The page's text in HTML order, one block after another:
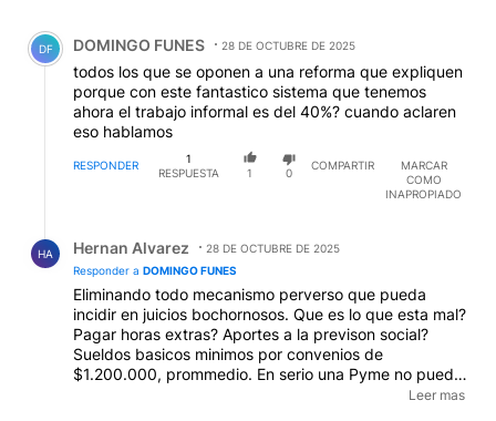
Comentario de DOMINGO FUNES.
DF DOMINGO FUNES 28 DE OCTUBRE DE 2025
todos los que se oponen a una reforma que expliquen
porque con este fantastico sistema que tenemos
ahora el trabajo informal es del 40%? cuando aclaren
eso hablamos
RESPONDER
1
RESPUESTA
1 0
COMPARTIR
MARCAR
COMO
INAPROPIADO
HA Hernan Alvarez
28 DE OCTUBRE DE 2025
Responder a DOMINGO FUNES
Eliminando todo mecanismo perverso que pueda
incidir en juicios bochornosos. Que es lo que esta mal?
Pagar horas extras? Aportes a la previson social?
Sueldos basicos minimos por convenios de
$1.200.000, prommedio. En serio una Pyme no puede
pagar sueldos de 800 dolares? que no alcanzan para
Leer mas